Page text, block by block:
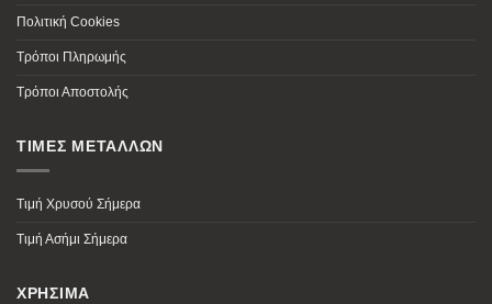
Πολιτική Cookies
Τρόποι Πληρωμής
Τρόποι Αποστολής
ΤΙΜΕΣ ΜΕΤΑΛΛΩΝ
Τιμή Χρυσού Σήμερα
Τιμή Ασήμι Σήμερα
ΧΡΗΣΙΜΑ